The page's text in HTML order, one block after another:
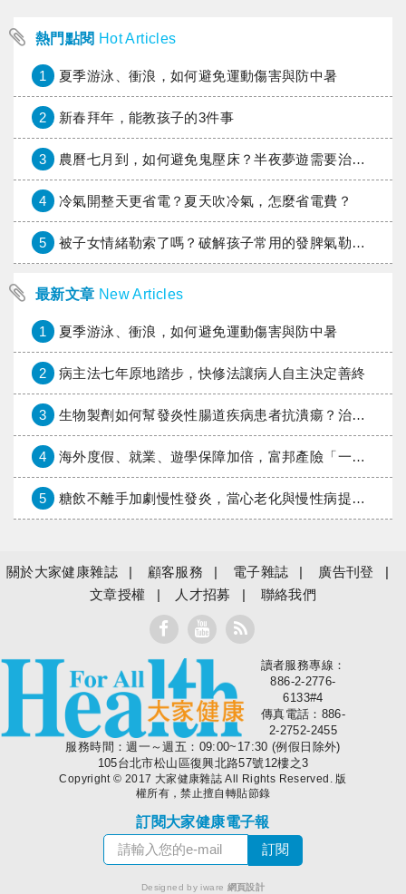
熱門點閱 Hot Articles
1 夏季游泳、衝浪，如何避免運動傷害與防中暑
2 新春拜年，能教孩子的3件事
3 農曆七月到，如何避免鬼壓床？半夜夢遊需要治療嗎？睡夢中狂踢枕邊人，是巴金森氏症徵兆？睡眠障礙如何解？
4 冷氣開整天更省電？夏天吹冷氣，怎麼省電費？
5 被子女情緒勒索了嗎？破解孩子常用的發脾氣勒索模式
最新文章 New Articles
1 夏季游泳、衝浪，如何避免運動傷害與防中暑
2 病主法七年原地踏步，快修法讓病人自主決定善終
3 生物製劑如何幫發炎性腸道疾病患者抗潰瘍？治療進展與健保給付困境一次看
4 海外度假、就業、遊學保障加倍，富邦產險「一期逐夢」專案加碼遠距醫療與緊急救援
5 糖飲不離手加劇慢性發炎，當心老化與慢性病提早報到
關於大家健康雜誌 顧客服務 電子雜誌
廣告刊登
文章授權
人才招募 聯絡我們
大家健康
讀者服務專線：
886-2-2776-
6133#4
傳真電話：886-
2-2752-2455
服務時間：週一～週五：09:00~17:30 (例假日除外)
105台北市松山區復興北路57號12樓之3
Copyright © 2017 大家健康雜誌 All Rights Reserved. 版
權所有，禁止擅自轉貼節錄
訂閱大家健康電子報
Designed by iware 網頁設計